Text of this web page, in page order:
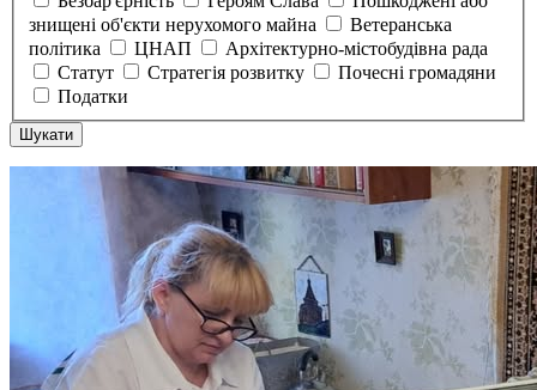
знищені об'єкти нерухомого майна
Ветеранська
політика
ЦНАП
Архітектурно-містобудівна рада
Статут
Стратегія розвитку
Почесні громадяни
Податки
Шукати